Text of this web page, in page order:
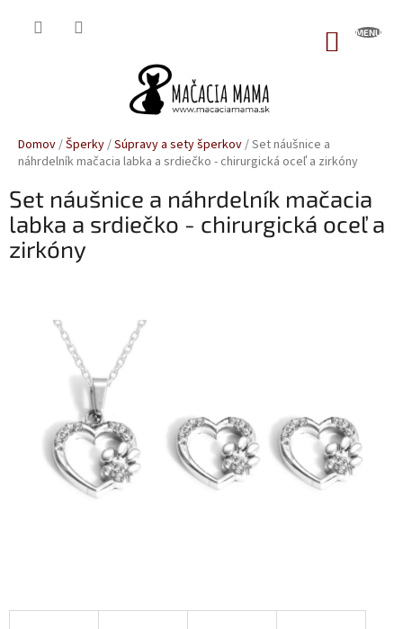
Domov/Šperky/Súpravy a sety šperkov/Set náušnice a
náhrdelník mačacia labka a srdiečko - chirurgická oceľ a zirkóny
Set náušnice a náhrdelník mačacia
labka a srdiečko - chirurgická oceľ a
zirkóny